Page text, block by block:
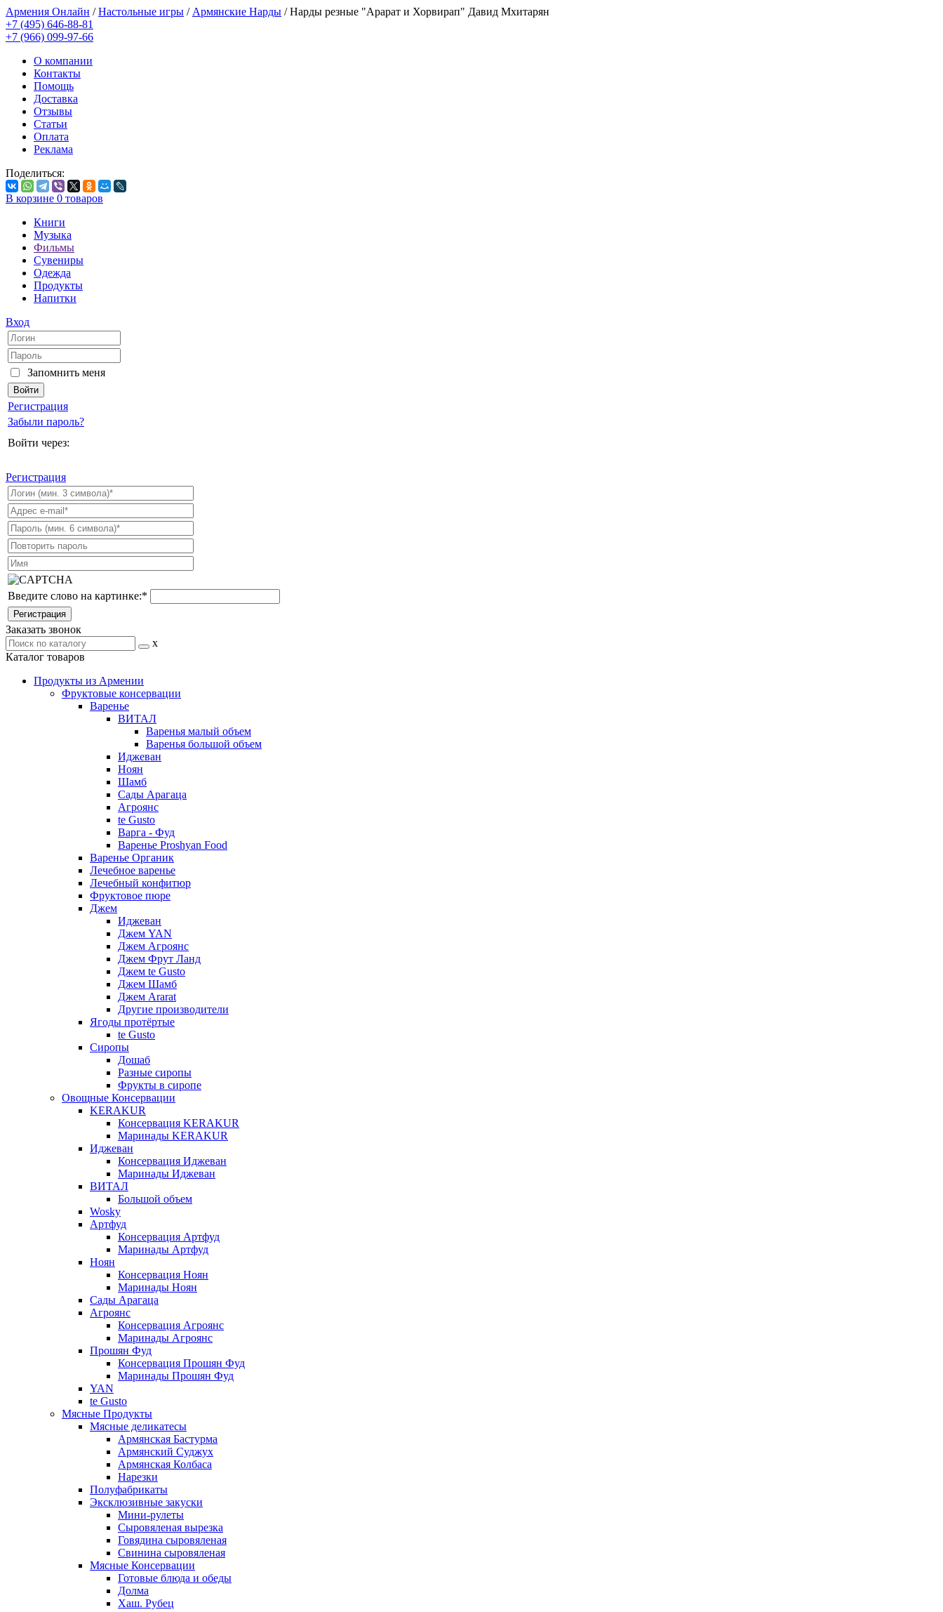
Армения Онлайн /Настольные игры / Армянские Нарды /Нарды резные "Арарат и Хорвирап" Давид Мхитарян
+7 (495) 646-88-81
+7 (966) 099-97-66
О компании
Контакты
Помощь
Доставка
Отзывы
Статьи
Оплата
Реклама
Поделиться:
В корзине 0 товаров
Книги
Музыка
Фильмы
Сувениры
Одежда
Продукты
Напитки
Вход
Запомнить меня
Регистрация
Забыли пароль?
Войти через:
Регистрация
Введите слово на картинке:*
Заказать звонок
x
Каталог товаров
Продукты из Армении
Фруктовые консервации
Варенье
ВИТАЛ
Варенья малый объем
Варенья большой объем
Иджеван
Ноян
Шамб
Сады Арагаца
Агроянс
te Gusto
Варга - Фуд
Варенье Proshyan Food
Варенье Органик
Лечебное варенье
Лечебный конфитюр
Фруктовое пюре
Джем
Иджеван
Джем YAN
Джем Агроянс
Джем Фрут Ланд
Джем te Gusto
Джем Шамб
Джем Ararat
Другие производители
Ягоды протёртые
te Gusto
Сиропы
Дошаб
Разные сиропы
Фрукты в сиропе
Овощные Консервации
KERAKUR
Консервация KERAKUR
Маринады KERAKUR
Иджеван
Консервация Иджеван
Маринады Иджеван
ВИТАЛ
Большой объем
Wosky
Артфуд
Консервация Артфуд
Маринады Артфуд
Ноян
Консервация Ноян
Маринады Ноян
Сады Арагаца
Агроянс
Консервация Агроянс
Маринады Агроянс
Прошян Фуд
Консервация Прошян Фуд
Маринады Прошян Фуд
YAN
te Gusto
Мясные Продукты
Мясные деликатесы
Армянская Бастурма
Армянский Суджух
Армянская Колбаса
Нарезки
Полуфабрикаты
Эксклюзивные закуски
Мини-рулеты
Сыровяленая вырезка
Говядина сыровяленая
Свинина сыровяленая
Мясные Консервации
Готовые блюда и обеды
Долма
Хаш. Рубец